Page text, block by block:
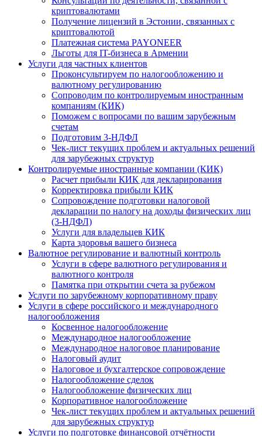
криптовалютами
Получение лицензий в Эстонии, связанных с
криптовалютой
Платежная система PAYONEER
Льготы для IT-бизнеса в Армении
Услуги для частных клиентов
Проконсультируем по налогообложению и
валютному регулированию
Сопроводим по контролируемым иностранным
компаниям (КИК)
Поможем с вопросами по вашим зарубежным
счетам
Подготовим 3-НДФЛ
Чек-лист текущих проблем и актуальных решений
для зарубежных структур
Контролируемые иностранные компании (КИК)
Расчет прибыли КИК для декларирования
Корректировка прибыли КИК
Сопровождение подготовки налоговой
декларации по налогу на доходы физических лиц
(3-НДФЛ)
Услуги для владельцев КИК
Карта здоровья вашего бизнеса
Валютное регулирование и валютный контроль
Услуги в сфере валютного регулирования и
валютного контроля
Памятка при открытии счета за рубежом
Услуги по зарубежному корпоративному праву
Услуги в сфере российского и международного
налогообложения
Косвенное налогообложение
Международное налогообложение
Международное налоговое планирование
Налоговый аудит
Налоговое и бухгалтерское сопровождение
Налогообложение сделок
Налогообложение физических лиц
Корпоративное налогообложение
Чек-лист текущих проблем и актуальных решений
для зарубежных структур
Услуги по подготовке финансовой отчётности